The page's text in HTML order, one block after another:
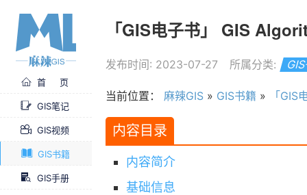
首 页
GIS笔记
GIS视频
GIS书籍
GIS手册
「GIS电子书」 GIS
发布时间: 2023-07-27 所属分类:
当前位置： 麻辣GIS » GIS书籍 » 「
内容目录
内容简介
基础信息